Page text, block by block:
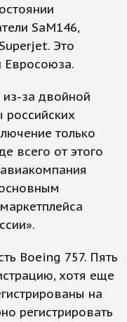
SaM146,
Это
Евросоюза.
из-за двойной
российских
только
всего от этого
Boeing 757. Пять
хотя еще
на
регистрировать